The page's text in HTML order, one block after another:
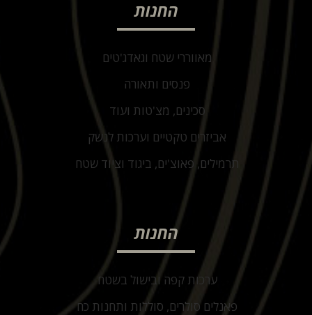
החנות
מאווררי שטח וגאדג'טים
פנסים ותאורה
סכינים, מצ'טות ועוד
אביזרים טקטיים וערכות לנשק
תרמילים, פאוצ'ים, ביגוד וציוד שטח
החנות
ערכות קפה ובישול בשטח
פאנלים סולרים, סוללות ותחנות כח